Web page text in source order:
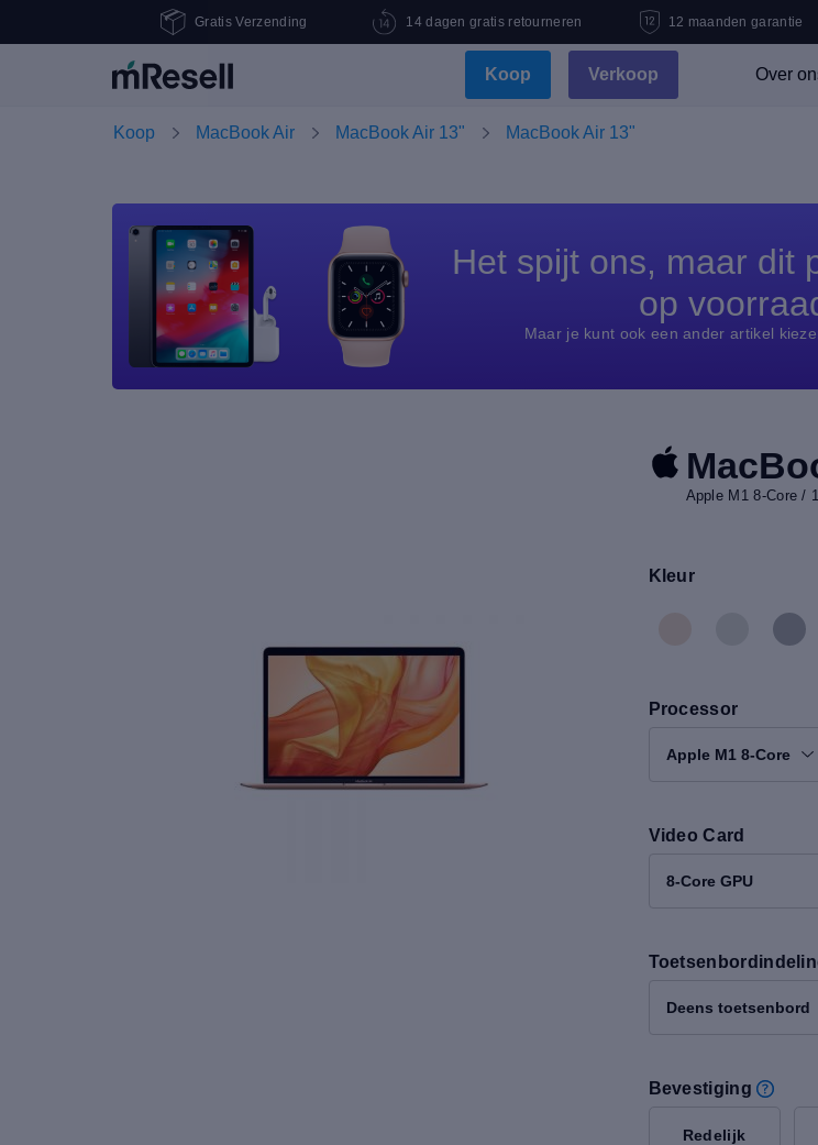
Gratis Verzending 14 dagen gratis retourneren 12 maanden garantie
Koop Verkoop Over
Koop MacBook Air MacBook Air 13" MacBook Air 13"
Het spijt ons, maar dit
op
Maar je kunt ook een ander artikel
Apple M1 8-Core /
Kleur
Processor
Apple M1 8-Core
Video Card
8-Core GPU
Deens toetsenbord
Bevestiging
Redelijk